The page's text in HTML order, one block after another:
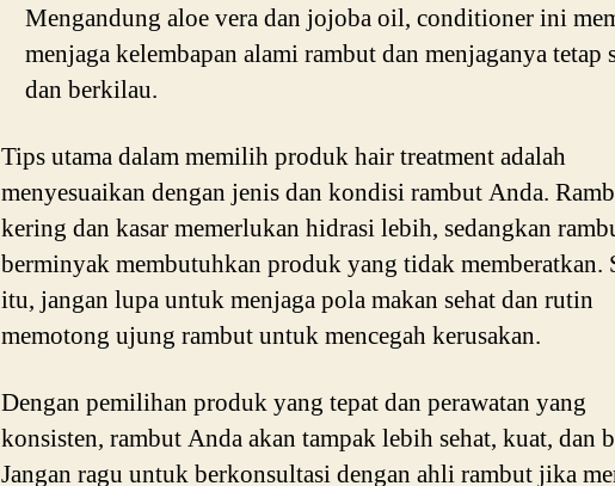
Mengandung aloe vera dan jojoba oil, conditioner ini
menjaga kelembapan alami rambut dan menjaganya tetap
dan berkilau.
Tips utama dalam memilih produk hair treatment adalah
menyesuaikan dengan jenis dan kondisi rambut Anda.
kering dan kasar memerlukan hidrasi lebih, sedangkan
berminyak membutuhkan produk yang tidak memberatkan.
itu, jangan lupa untuk menjaga pola makan sehat dan rutin
memotong ujung rambut untuk mencegah kerusakan.
Dengan pemilihan produk yang tepat dan perawatan yang
konsisten, rambut Anda akan tampak lebih sehat, kuat, dan
Jangan ragu untuk berkonsultasi dengan ahli rambut jika